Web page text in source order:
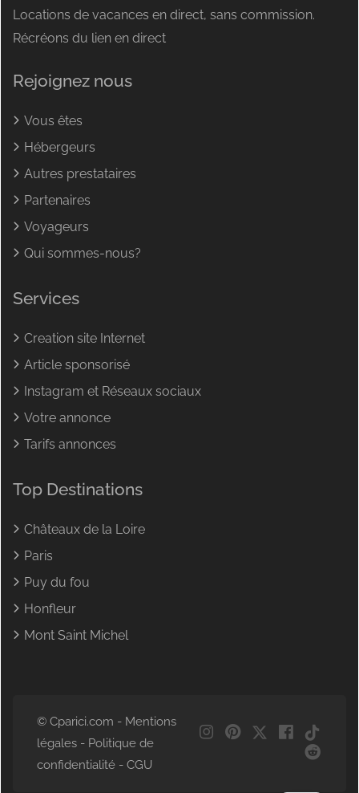
Locations de vacances en direct, sans commission.
Récréons du lien en direct
Rejoignez nous
Vous êtes
Hébergeurs
Autres prestataires
Partenaires
Voyageurs
Qui sommes-nous?
Services
Creation site Internet
Article sponsorisé
Instagram et Réseaux sociaux
Votre annonce
Tarifs annonces
Top Destinations
Châteaux de la Loire
Paris
Puy du fou
Honfleur
Mont Saint Michel
© Cparici.com - Mentions
légales - Politique de
confidentialité - CGU DE
NL